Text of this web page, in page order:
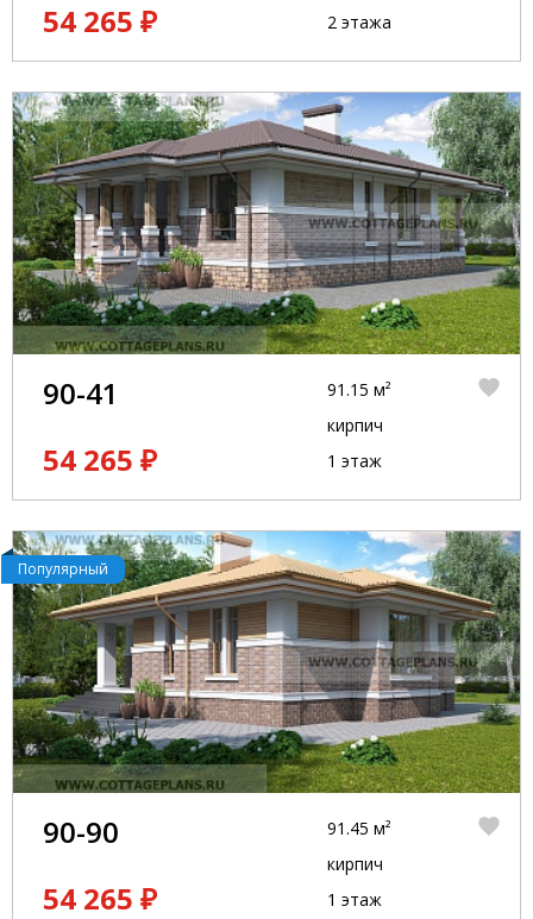
54 265 ₽
2 этажа
90-41
54 265 ₽
91.15 м²
кирпич
1 этаж
Популярный
90-90
54 265 ₽
91.45 м²
кирпич
1 этаж